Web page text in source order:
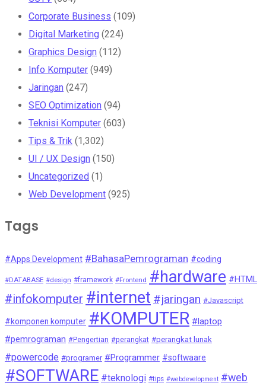
Corporate Business (109)
Digital Marketing (224)
Graphics Design (112)
Info Komputer (949)
Jaringan (247)
SEO Optimization (94)
Teknisi Komputer (603)
Tips & Trik (1,302)
UI / UX Design (150)
Uncategorized (1)
Web Development (925)
Tags
#Apps Development #BahasaPemrograman #coding
#DATABASE #design #framework #Frontend #hardware #HTML
#infokomputer #internet #jaringan #Javascript
#komponen komputer #KOMPUTER #laptop
#pemrograman #Pengertian #perangkat #perangkat lunak
#powercode #programer #Programmer #softwaare
#SOFTWARE #teknologi #tips #webdevelopment #web